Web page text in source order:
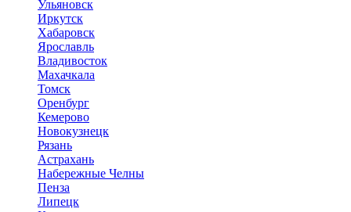
Ульяновск
Иркутск
Хабаровск
Ярославль
Владивосток
Махачкала
Томск
Оренбург
Кемерово
Новокузнецк
Рязань
Астрахань
Набережные Челны
Пенза
Липецк